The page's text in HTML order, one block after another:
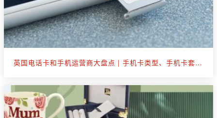
英国电话卡和手机运营商大盘点 | 手机卡类型、手机卡套餐选购